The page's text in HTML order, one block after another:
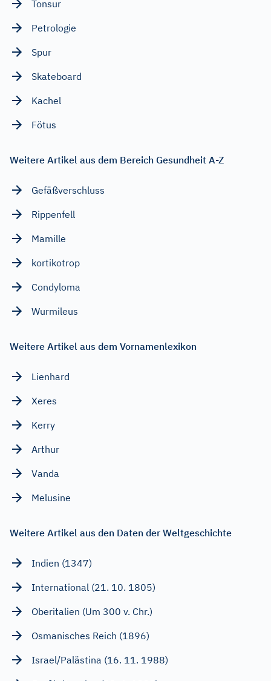
Tonsur
Petrologie
Spur
Skateboard
Kachel
Fötus
Weitere Artikel aus dem Bereich Gesundheit A-Z
Gefäßverschluss
Rippenfell
Mamille
kortikotrop
Condyloma
Wurmileus
Weitere Artikel aus dem Vornamenlexikon
Lienhard
Xeres
Kerry
Arthur
Vanda
Melusine
Weitere Artikel aus den Daten der Weltgeschichte
Indien (1347)
International (21. 10. 1805)
Oberitalien (Um 300 v. Chr.)
Osmanisches Reich (1896)
Israel/Palästina (16. 11. 1988)